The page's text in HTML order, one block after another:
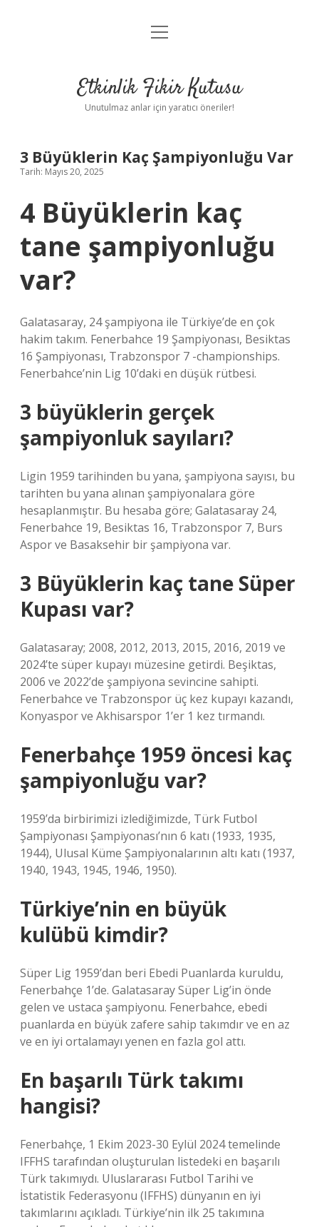
Anasayfa
Yasal Uyarı
menüyü
Etkinlik Fikir Kutusu
Unutulmaz anlar için yaratıcı öneriler!
3 Büyüklerin Kaç Şampiyonluğu Var
Tarih: Mayıs 20, 2025
4 Büyüklerin kaç
tane şampiyonluğu
var?
Galatasaray, 24 şampiyona ile Türkiye’de en çok
hakim takım. Fenerbahce 19 Şampiyonası, Besiktas
16 Şampiyonası, Trabzonspor 7 -championships.
Fenerbahce’nin Lig 10’daki en düşük rütbesi.
3 büyüklerin gerçek
şampiyonluk sayıları?
Ligin 1959 tarihinden bu yana, şampiyona sayısı, bu
tarihten bu yana alınan şampiyonalara göre
hesaplanmıştır. Bu hesaba göre; Galatasaray 24,
Fenerbahce 19, Besiktas 16, Trabzonspor 7, Burs
Aspor ve Basaksehir bir şampiyona var.
3 Büyüklerin kaç tane Süper
Kupası var?
Galatasaray; 2008, 2012, 2013, 2015, 2016, 2019 ve
2024’te süper kupayı müzesine getirdi. Beşiktas,
2006 ve 2022’de şampiyona sevincine sahipti.
Fenerbahce ve Trabzonspor üç kez kupayı kazandı,
Konyaspor ve Akhisarspor 1’er 1 kez tırmandı.
Fenerbahçe 1959 öncesi kaç
şampiyonluğu var?
1959’da birbirimizi izlediğimizde, Türk Futbol
Şampiyonası Şampiyonası’nın 6 katı (1933, 1935,
1944), Ulusal Küme Şampiyonalarının altı katı (1937,
1940, 1943, 1945, 1946, 1950).
Türkiye’nin en büyük
kulübü kimdir?
Süper Lig 1959’dan beri Ebedi Puanlarda kuruldu,
Fenerbahçe 1’de. Galatasaray Süper Lig’in önde
gelen ve ustaca şampiyonu. Fenerbahce, ebedi
puanlarda en büyük zafere sahip takımdır ve en az
ve en iyi ortalamayı yenen en fazla gol attı.
En başarılı Türk takımı
hangisi?
Fenerbahçe, 1 Ekim 2023-30 Eylül 2024 temelinde
IFFHS tarafından oluşturulan listedeki en başarılı
Türk takımıydı. Uluslararası Futbol Tarihi ve
İstatistik Federasyonu (IFFHS) dünyanın en iyi
takımlarını açıkladı. Türkiye’nin ilk 25 takımına